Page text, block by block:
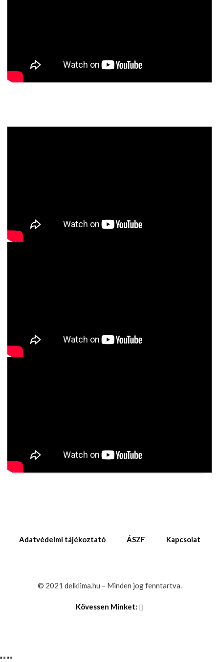
Adatvédelmi tájékoztató ÁSZF Kapcsolat
© 2021 delklima.hu – Minden jog fenntartva.
Kövessen Minket: